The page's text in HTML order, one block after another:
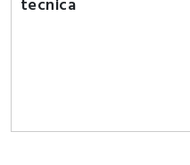
tecnica